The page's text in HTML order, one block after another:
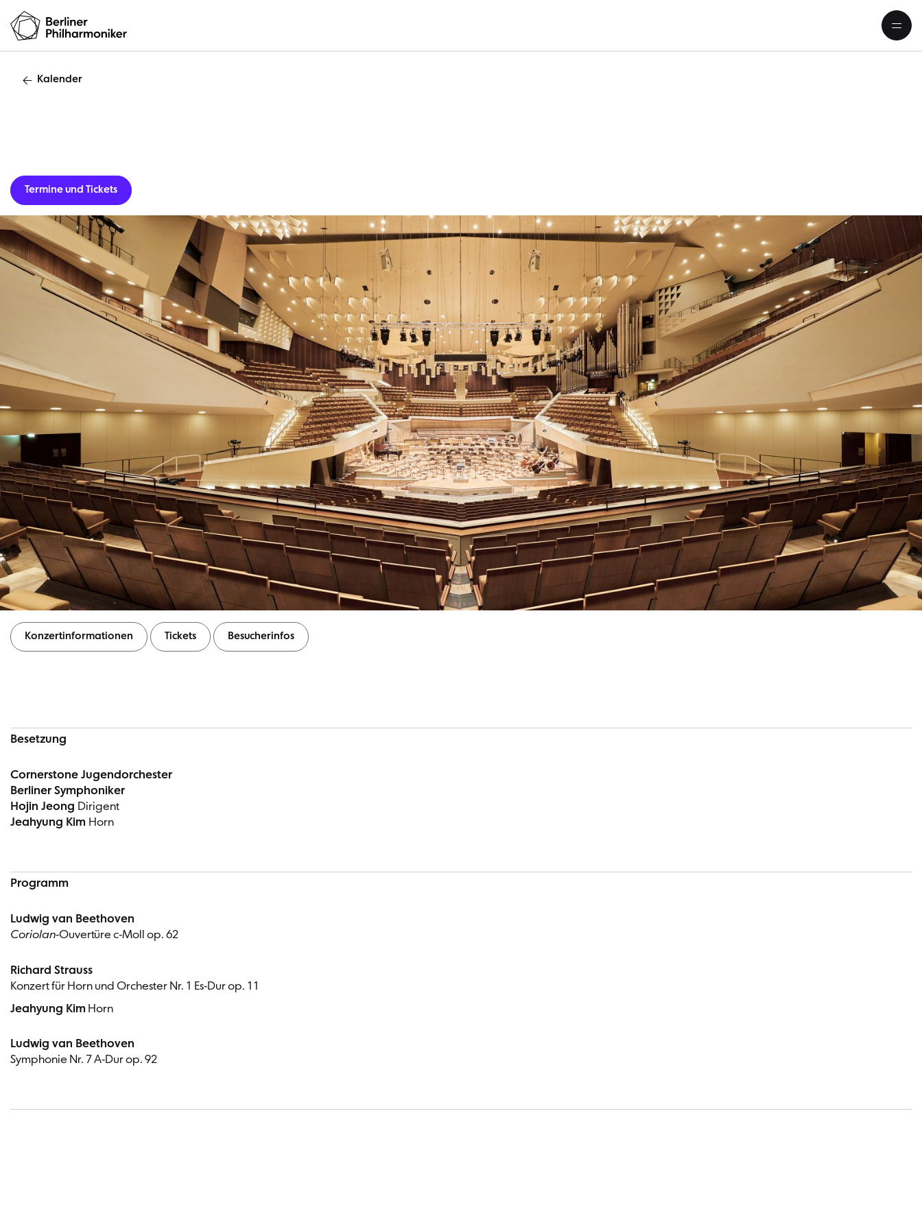
Kalender
Termine und Tickets
Konzertinformationen Tickets Besucherinfos
Besetzung
Cornerstone Jugendorchester
Berliner Symphoniker
Hojin Jeong Dirigent
Jeahyung Kim Horn
Programm
Ludwig van Beethoven
Coriolan-Ouvertüre c-Moll op. 62
Richard Strauss
Konzert für Horn und Orchester Nr. 1 Es-Dur op. 11
Jeahyung Kim Horn
Ludwig van Beethoven
Symphonie Nr. 7 A-Dur op. 92